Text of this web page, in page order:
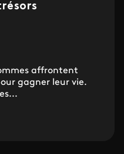
affrontent
gagner leur vie.